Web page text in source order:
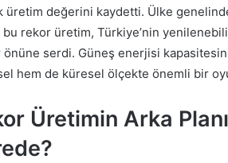
üretim değerini kaydetti. Ülke
rekor üretim, Türkiye’nin
serdi. Güneş enerjisi
hem de küresel ölçekte önemli bir
Üretimin Arka